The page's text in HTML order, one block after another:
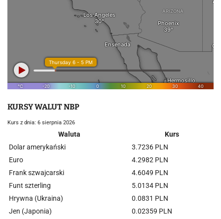
KURSY WALUT NBP
Kurs z dnia: 6 sierpnia 2026
Waluta
Kurs
Dolar amerykański
3.7236 PLN
Euro
4.2982 PLN
Frank szwajcarski
4.6049 PLN
Funt szterling
5.0134 PLN
Hrywna (Ukraina)
0.0831 PLN
Jen (Japonia)
0.02359 PLN